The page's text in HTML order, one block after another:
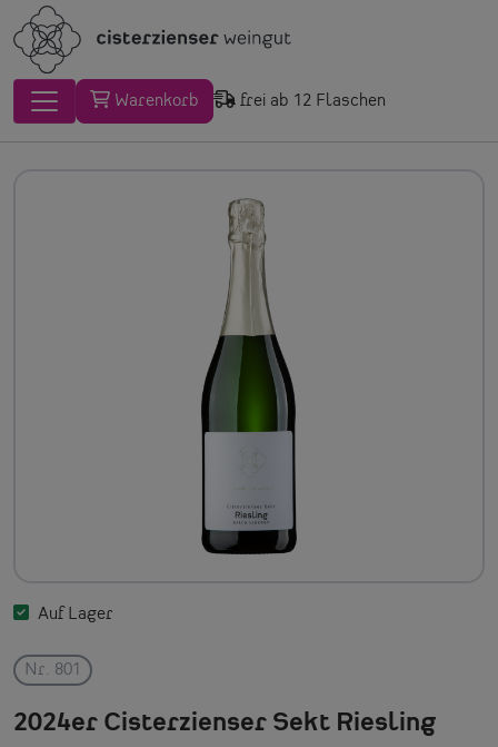
Warenkorb frei ab 12 Flaschen
Auf Lager
Nr. 801
2024er Cisterzienser Sekt Riesling